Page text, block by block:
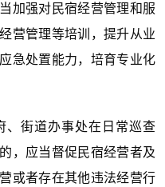
加强对民宿经营管理和服
营管理等培训，提升从业
急处置能力，培育专业化
街道办事处在日常巡查
，应当督促民宿经营者及
或者存在其他违法经营行